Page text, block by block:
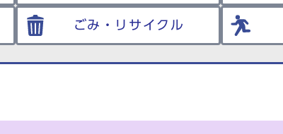
ごみ・リサイクル